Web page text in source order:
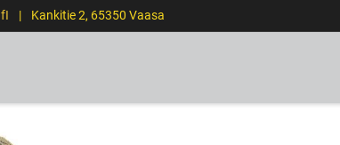
| Kankitie 2, 65350 Vaasa